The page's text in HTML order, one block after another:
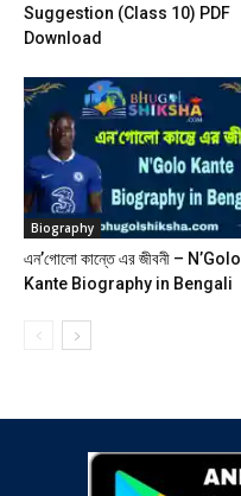
Suggestion (Class 10) PDF
Download
Biography
এন’গোলো কান্তে এর জীবনী – N’Golo
Kante Biography in Bengali